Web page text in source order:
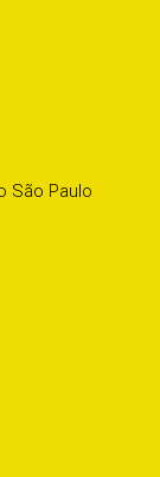
São Paulo